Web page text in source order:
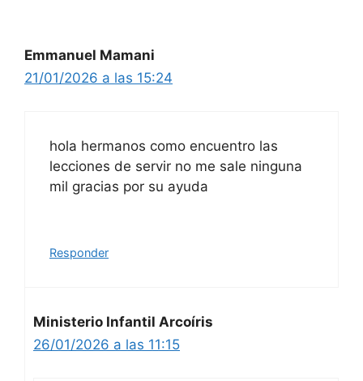
Emmanuel Mamani
21/01/2026 a las 15:24
hola hermanos como encuentro las
lecciones de servir no me sale ninguna
mil gracias por su ayuda
Responder
Ministerio Infantil Arcoíris
26/01/2026 a las 11:15